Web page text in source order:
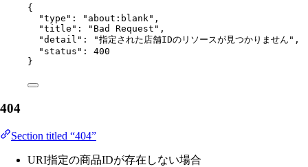
{
"type" : " about:blank " ,
"title" : " Bad Request " ,
"detail" : "指定された店舗IDのリソースが見つかりません " ,
"status" : 400
}
404
Section titled “404”
URI指定の商品IDが存在しない場合